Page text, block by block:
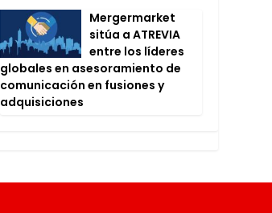
Mer­ger­mar­ket
sitúa a ATRE­VIA
entre los líde­res
glo­ba­les en ase­so­ra­mien­to de
comu­ni­ca­ción en fusio­nes y
adqui­si­cio­nes